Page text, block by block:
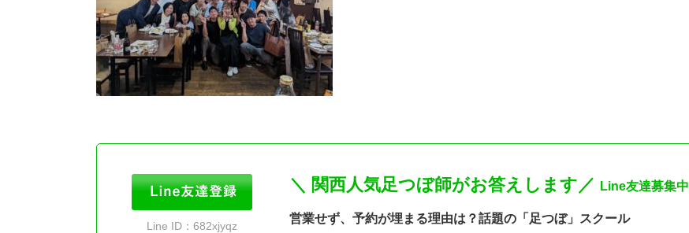
Line ID：682xjyqz
＼ 関西人気足つぼ師がお答えします／ Line友達募集中
営業せず、予約が埋まる理由は？話題の「足つぼ」スクール